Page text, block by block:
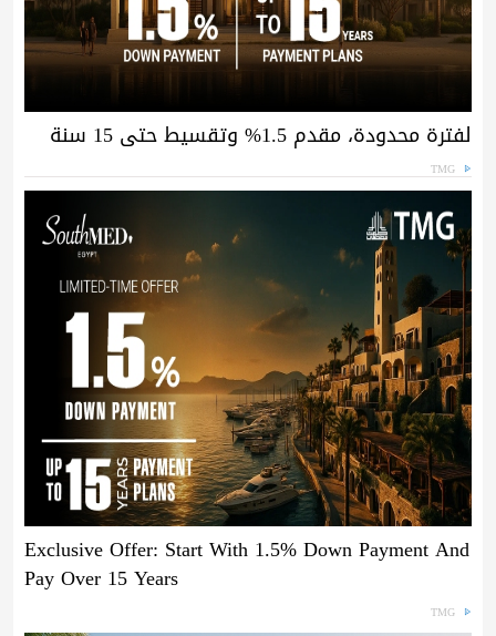
لفترة محدودة، مقدم 1.5% وتقسيط حتى 15 سنة
TMG
Exclusive Offer: Start With 1.5% Down Payment And
Pay Over 15 Years
TMG